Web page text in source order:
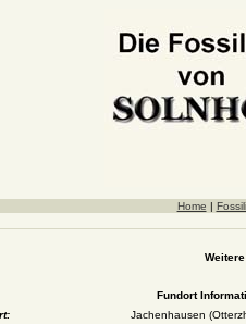
Home |
Fundort
Jachenhausen